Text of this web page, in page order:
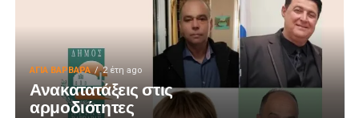
ΑΓΙΑ ΒΑΡΒΑΡΑ 2 έτη ago
Ανακατατάξεις στις
αρμοδιότητες